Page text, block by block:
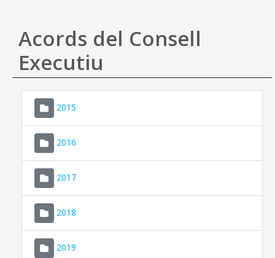
Ajuda
Acords del Consell
Executiu
2015
2016
2017
2018
2019